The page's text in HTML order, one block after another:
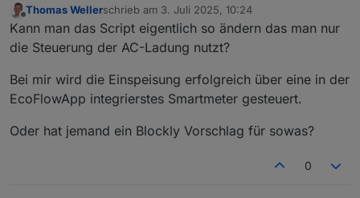
Thomas Wellerschrieb am 3. Juli 2025, 10:24
zuletzt editiert von
Kann man das Script eigentlich so ändern das man nur
die Steuerung der AC-Ladung nutzt?
Bei mir wird die Einspeisung erfolgreich über eine in der
EcoFlowApp integrierstes Smartmeter gesteuert.
Oder hat jemand ein Blockly Vorschlag für sowas?
0